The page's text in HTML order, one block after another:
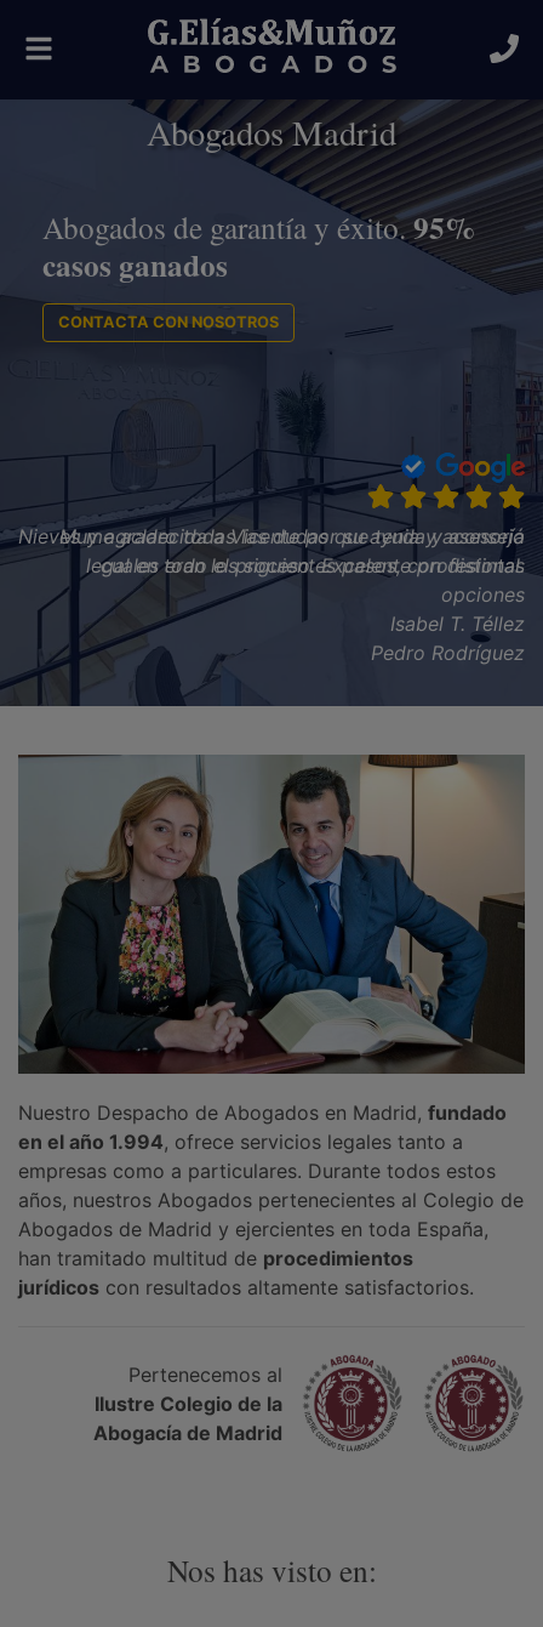
Alternar
navegación
Abogados Madrid
Abogados de garantía y éxito.95%
casos ganados
CONTACTA CON NOSOTROS
Muy agradecida a Vicente por su ayuda y asesoría
legal en todo el proceso. Excelente profesional.
Isabel T. Téllez
Nuestro Despacho de Abogados en Madrid, fundado
en el año 1.994, ofrece servicios legales tanto a
empresas como a particulares. Durante todos estos
años, nuestros Abogados pertenecientes al Colegio de
Abogados de Madrid y ejercientes en toda España,
han tramitado multitud de procedimientos
jurídicos con resultados altamente satisfactorios.
Pertenecemos al
Ilustre Colegio de la
Abogacía de Madrid
Nos has visto en: